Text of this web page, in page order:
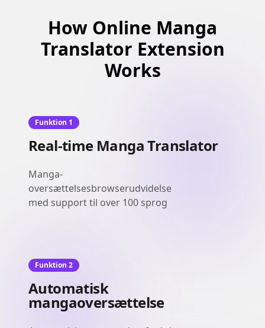
How Online Manga
Translator Extension
Works
Funktion 1
Real-time Manga Translator
Manga-
oversættelsesbrowserudvidelse
med support til over 100 sprog
Funktion 2
Automatisk
mangaoversættelse